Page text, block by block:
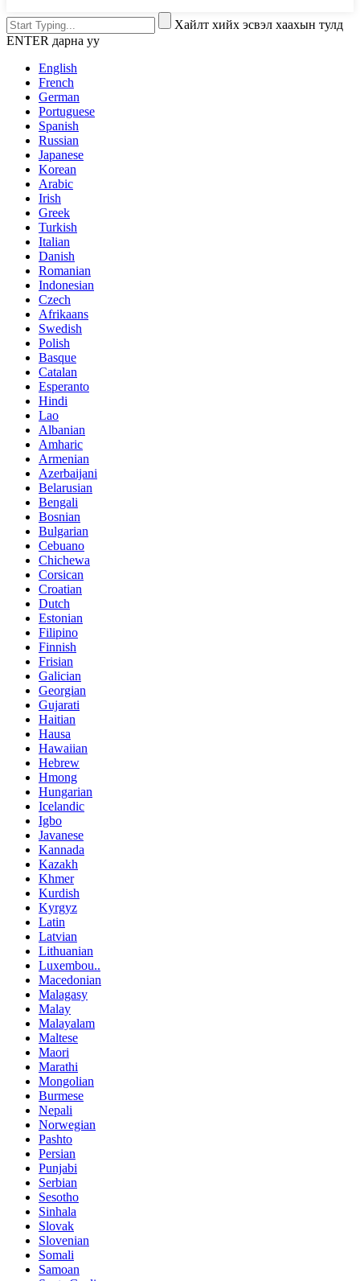
Хайлт хийх эсвэл хаахын тулд
ENTER дарна уу
English
French
German
Portuguese
Spanish
Russian
Japanese
Korean
Arabic
Irish
Greek
Turkish
Italian
Danish
Romanian
Indonesian
Czech
Afrikaans
Swedish
Polish
Basque
Catalan
Esperanto
Hindi
Lao
Albanian
Amharic
Armenian
Azerbaijani
Belarusian
Bengali
Bosnian
Bulgarian
Cebuano
Chichewa
Corsican
Croatian
Dutch
Estonian
Filipino
Finnish
Frisian
Galician
Georgian
Gujarati
Haitian
Hausa
Hawaiian
Hebrew
Hmong
Hungarian
Icelandic
Igbo
Javanese
Kannada
Kazakh
Khmer
Kurdish
Kyrgyz
Latin
Latvian
Lithuanian
Luxembou..
Macedonian
Malagasy
Malay
Malayalam
Maltese
Maori
Marathi
Mongolian
Burmese
Nepali
Norwegian
Pashto
Persian
Punjabi
Serbian
Sesotho
Sinhala
Slovak
Slovenian
Somali
Samoan